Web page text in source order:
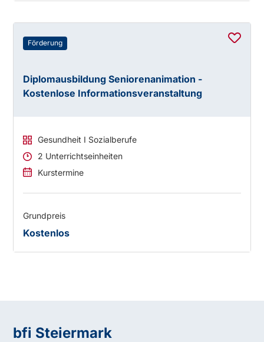
Förderung
Diplomausbildung Seniorenanimation -
Kostenlose Informationsveranstaltung
Gesundheit I Sozialberufe
2 Unterrichtseinheiten
Kurstermine
Grundpreis
Kostenlos
bfi Steiermark